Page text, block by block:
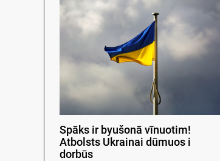
Spāks ir byušonā vīnuotim!
Atbolsts Ukrainai dūmuos i
dorbūs